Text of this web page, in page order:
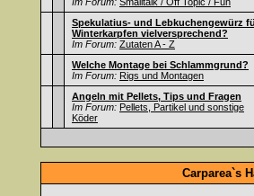
Spekulatius- und Lebkuchengewürz
Winterkarpfen vielversprechend?
Im Forum: Zutaten A - Z
Welche Montage bei Schlammgrund?
Im Forum: Rigs und Montagen
Angeln mit Pellets, Tips und Fragen
Im Forum: Pellets, Partikel und sonstige
Köder
Carparea`s